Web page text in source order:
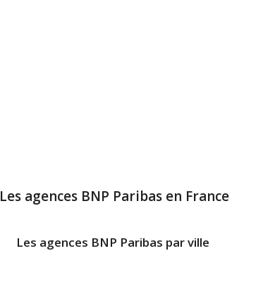
Les agences BNP Paribas en France
Les agences BNP Paribas par ville